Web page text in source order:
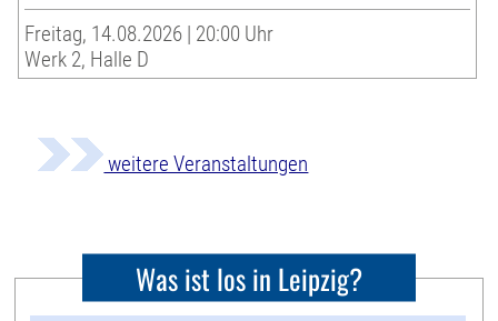
Freitag, 14.08.2026 | 20:00 Uhr
Werk 2, Halle D
weitere Veranstaltungen
Was ist los in Leipzig?